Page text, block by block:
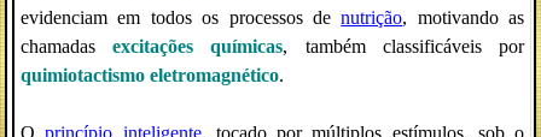
evidenciam em todos os processos denutrição, motivando as
chamadasexcitações químicas, também classificáveis por
quimiotactismo eletromagnético.
Oprincípio inteligente, tocado por múltiplos estímulos, sob o